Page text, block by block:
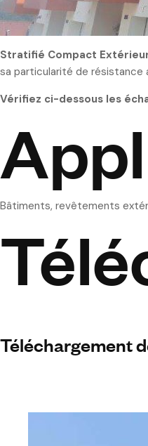
Stratifié Compact
sa particularité de résistance
Vérifiez ci-dessous les
Bâtiments, revêtements
Téléchargement